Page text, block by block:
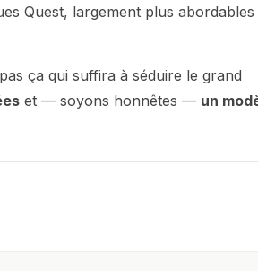
Quest, largement plus abordables
ça qui suffira à séduire le grand
et — soyons honnêtes — un